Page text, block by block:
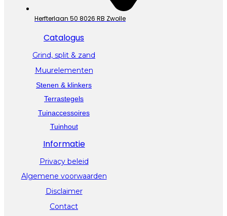
Herfterlaan 50 8026 RB Zwolle
Catalogus
Grind, split & zand
Muurelementen
Stenen & klinkers
Terrastegels
Tuinaccessoires
Tuinhout
Informatie
Privacy beleid
Algemene voorwaarden
Disclaimer
Contact